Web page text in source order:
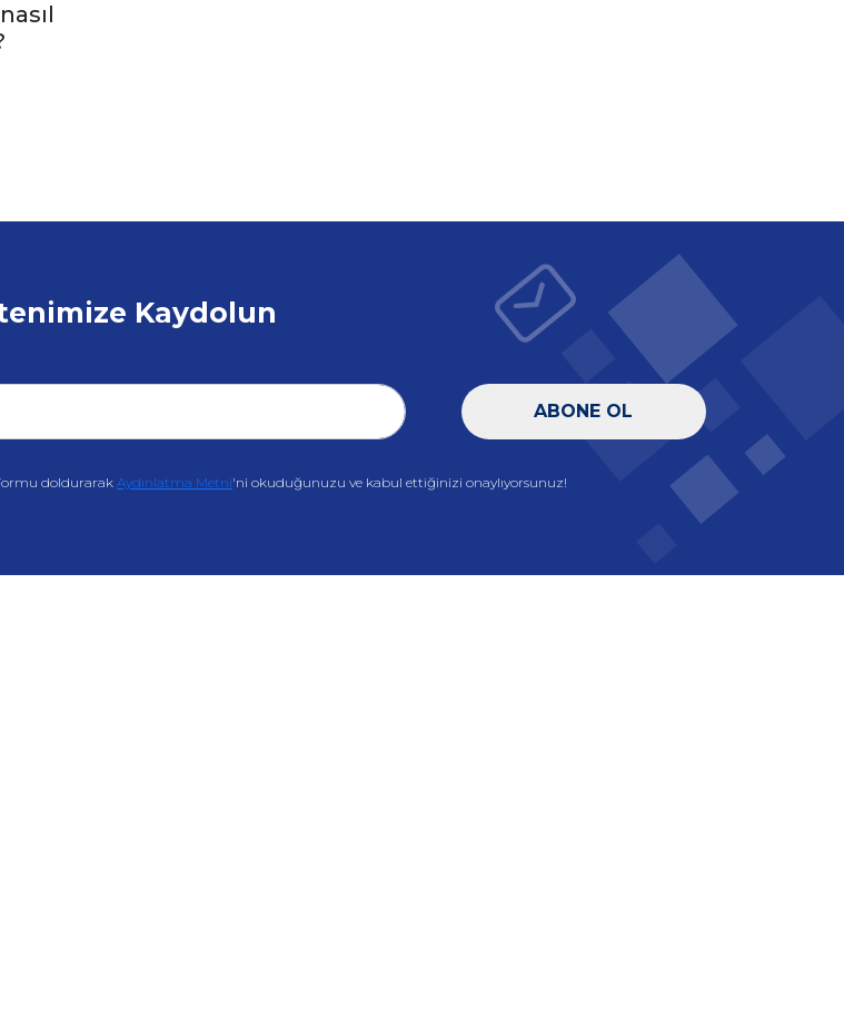
Kaydolun
ABONE OL
doldurarakAydınlatma Metni'ni okuduğunuzu ve kabul ettiğinizi onaylıyorsunuz!